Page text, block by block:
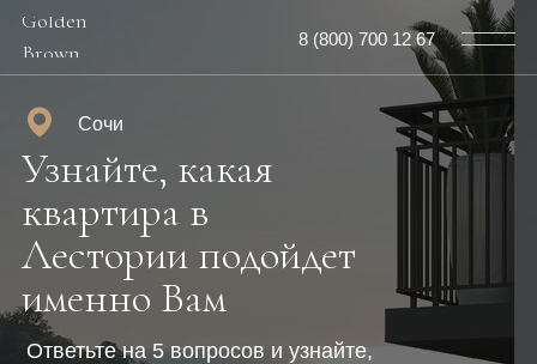
Golden
Brown
Узнайте, какая
квартира в
Лестории подойдет
именно Вам
Ответьте на 5 вопросов и узнайте,
8 (800) 700 12 67
Сочи